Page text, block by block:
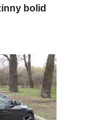
bolid